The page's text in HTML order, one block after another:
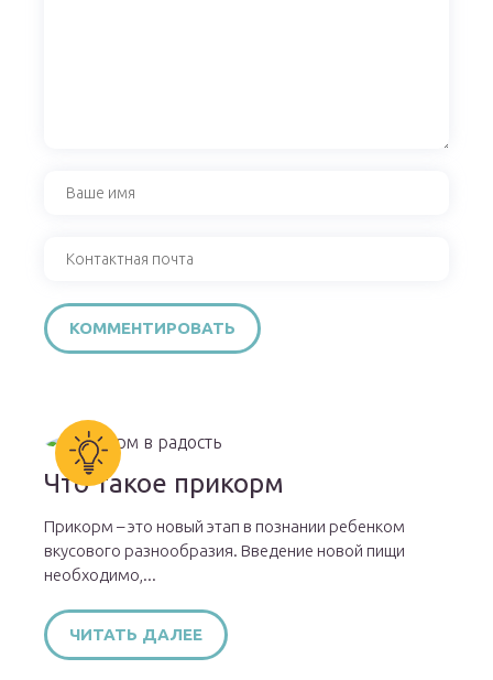
Что такое прикорм
Прикорм – это новый этап в познании ребенком
вкусового разнообразия. Введение новой пищи
необходимо,...
ЧИТАТЬ ДАЛЕЕ